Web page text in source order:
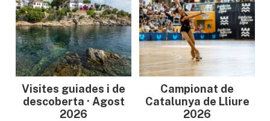
Visites guiades i de
descoberta · Agost
2026
Campionat de
Catalunya de Lliure
2026